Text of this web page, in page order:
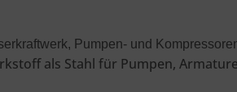
Pumpen- und
als Stahl für Pumpen,